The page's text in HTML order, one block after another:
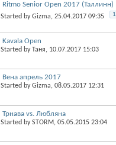
Ritmo Senior Open 2017 (Таллинн)
Started byGizma, 25.04.2017 09:35 1
Kavala Open
Started byТаня, 10.07.2017 15:03
Вена апрель 2017
Started byGizma, 08.05.2017 12:31
Трнава vs. Любляна
Started bySTORM, 05.05.2015 23:04